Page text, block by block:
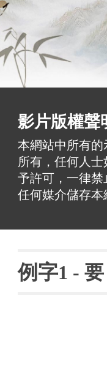
影片版權聲
本網站中所有
所有，任何人
予許可，一律
任何媒介儲存本
例字1 - 要